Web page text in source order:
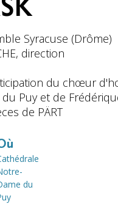
Syracuse (Drôme)
direction
du chœur
Puy et de
de PÄRT
du